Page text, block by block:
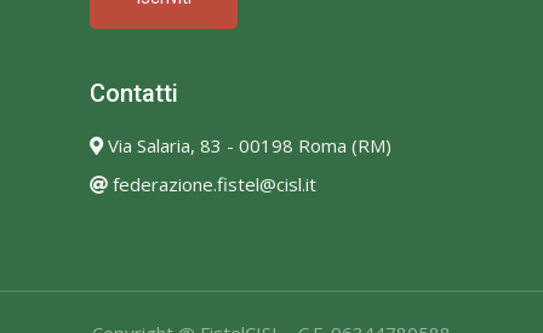
Contatti
Via Salaria, 83 - 00198 Roma (RM)
federazione.fistel@cisl.it